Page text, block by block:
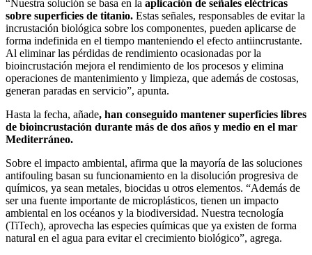
“Nuestra solución se basa en la aplicación de señales eléctricas
sobre superficies de titanio. Estas señales, responsables de evitar la
incrustación biológica sobre los componentes, pueden aplicarse de
forma indefinida en el tiempo manteniendo el efecto antiincrustante.
Al eliminar las pérdidas de rendimiento ocasionadas por la
bioincrustación mejora el rendimiento de los procesos y elimina
operaciones de mantenimiento y limpieza, que además de costosas,
generan paradas en servicio”, apunta.
Hasta la fecha, añade, han conseguido mantener superficies libres
de bioincrustación durante más de dos años y medio en el mar
Mediterráneo.
Sobre el impacto ambiental, afirma que la mayoría de las soluciones
antifouling basan su funcionamiento en la disolución progresiva de
químicos, ya sean metales, biocidas u otros elementos. “Además de
ser una fuente importante de microplásticos, tienen un impacto
ambiental en los océanos y la biodiversidad. Nuestra tecnología
(TiTech), aprovecha las especies químicas que ya existen de forma
natural en el agua para evitar el crecimiento biológico”, agrega.